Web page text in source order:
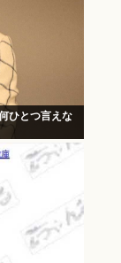
ひとつ言えな